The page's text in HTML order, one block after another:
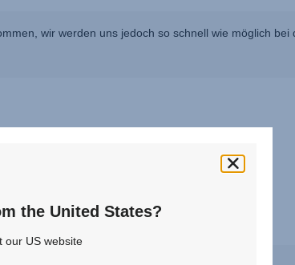
wir werden uns jedoch so schnell wie möglich
the United States?
our US website